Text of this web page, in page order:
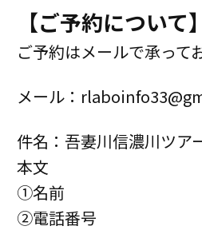
【ご予約について】
ご予約はメールで承って
メール：
件名：吾妻川信濃川ツア
本文
①名前
②電話番号